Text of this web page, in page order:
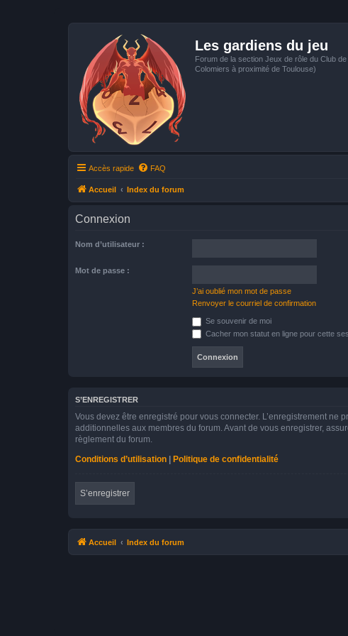
Les gardiens du jeu
Forum de la section Jeux de rôle du Club
Colomiers à proximité de Toulouse)
Accès rapide FAQ
Accueil Index du forum
Connexion
Nom d’utilisateur :
Mot de passe :
J’ai oublié mon mot de passe
Renvoyer le courriel de confirmation
Se souvenir de moi
Cacher mon statut en ligne pour cette
S’ENREGISTRER
Vous devez être enregistré pour vous connecter. L’enregistrement
additionnelles aux membres du forum. Avant de vous enregistrer,
règlement du forum.
Conditions d’utilisation | Politique de confidentialité
S’enregistrer
Accueil Index du forum